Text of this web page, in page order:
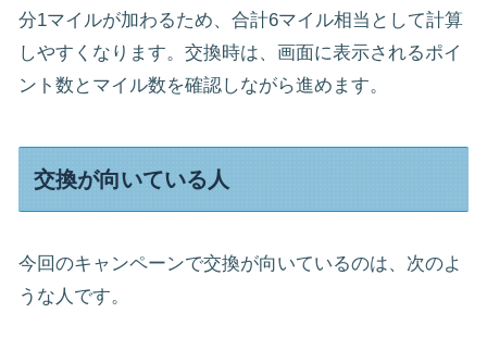
分1マイルが加わるため、合計6マイル相当として計算
しやすくなります。交換時は、画面に表示されるポイ
ント数とマイル数を確認しながら進めます。
交換が向いている人
今回のキャンペーンで交換が向いているのは、次のよ
うな人です。